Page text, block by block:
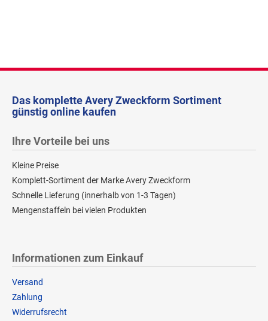
Das komplette Avery Zweckform Sortiment
günstig online kaufen
Ihre Vorteile bei uns
Kleine Preise
Komplett-Sortiment der Marke Avery Zweckform
Schnelle Lieferung (innerhalb von 1-3 Tagen)
Mengenstaffeln bei vielen Produkten
Informationen zum Einkauf
Versand
Zahlung
Widerrufsrecht